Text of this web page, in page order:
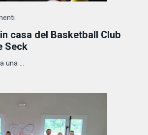
casa del Basketball Club
Seck
una ...